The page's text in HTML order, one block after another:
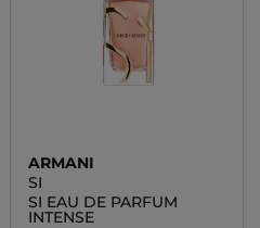
ARMANI
SI
SI EAU DE PARFUM
INTENSE